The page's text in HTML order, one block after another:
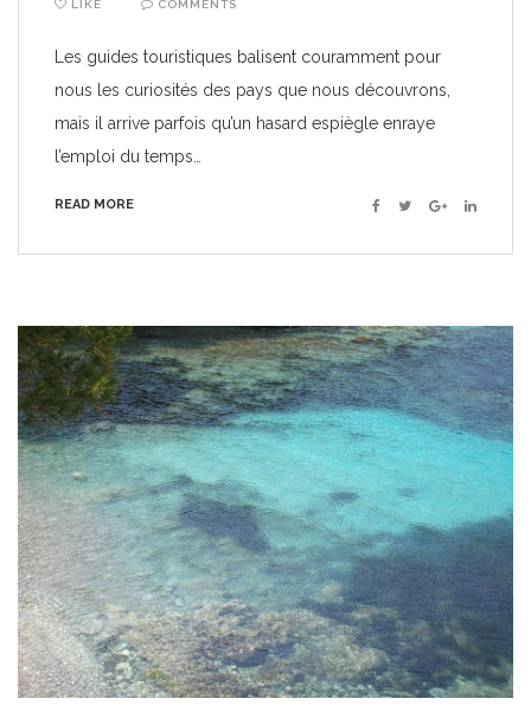
LIKE COMMENTS
Les guides touristiques balisent couramment pour
nous les curiosités des pays que nous découvrons,
mais il arrive parfois qu’un hasard espiègle enraye
l’emploi du temps…
READ MORE Facebook
TwitterGoogle+Linkedin